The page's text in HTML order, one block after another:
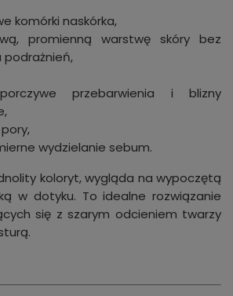
komórki naskórka,
promienną warstwę skóry bez
podrażnień,
przebarwienia i blizny
wydzielanie sebum.
koloryt, wygląda na wypoczętą
w dotyku. To idealne rozwiązanie
się z szarym odcieniem twarzy